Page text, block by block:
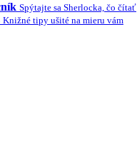
Spýtajte sa Sherlocka, čo čítať
Knižné tipy ušité na mieru vám